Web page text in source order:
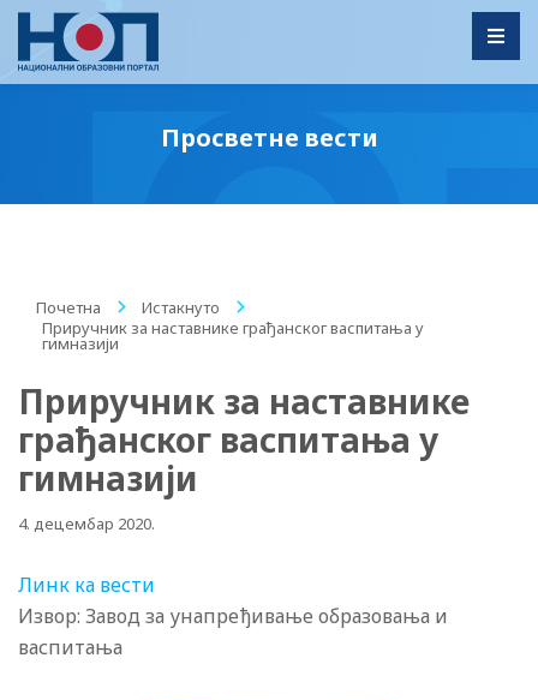
Просветне вести
Почетна / Истакнуто
/
Приручник за наставнике грађанског васпитања у
гимназији
Приручник за наставнике
грађанског васпитања у
гимназији
4. децембар 2020.
Линк ка вести
Извор: Завод за унапређивање образовања и
васпитања